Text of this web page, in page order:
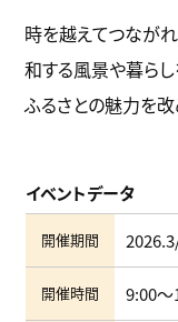
時を越えてつなが
和する風景や暮ら
ふるさとの魅力を
イベントデータ
開催期間 2026.3/
開催時間 9:00